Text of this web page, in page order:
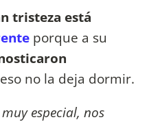
tristeza está
porque a su
no la deja dormir.
especial, nos